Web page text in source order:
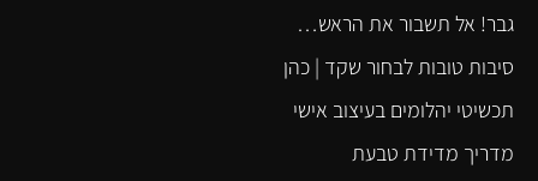
גבר! אל תשבור את הראש…
סיבות טובות לבחור שקד | כהן
תכשיטי יהלומים בעיצוב אישי
מדריך מדידת טבעת